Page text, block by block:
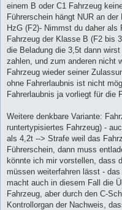
einem B oder C1 Fahrzeug
Führerschein hängt NUR an
HzG (F2)- Nimmst du daher
Fahrzeug der Klasse B (F2 bis
die Beladung die 3,5t dann
zahlen, und zum anderen nicht
Fahrzeug wieder seiner
ohne Fahrerlaubnis ist nicht
Fahrerlaubnis ja vorliegt für die
Weitere denkbare Variante:
runtertypisiertes Fahrzeug) -
als 4,2t --> Strafe weil das
Führerschein, dann muss
könnte ich mir vorstellen, dass
müssen weiterfahren lässt -
macht auch in diesem Fall die
Fahrzeug, aber durch den C-
Kontrollorgan der Nachweis,